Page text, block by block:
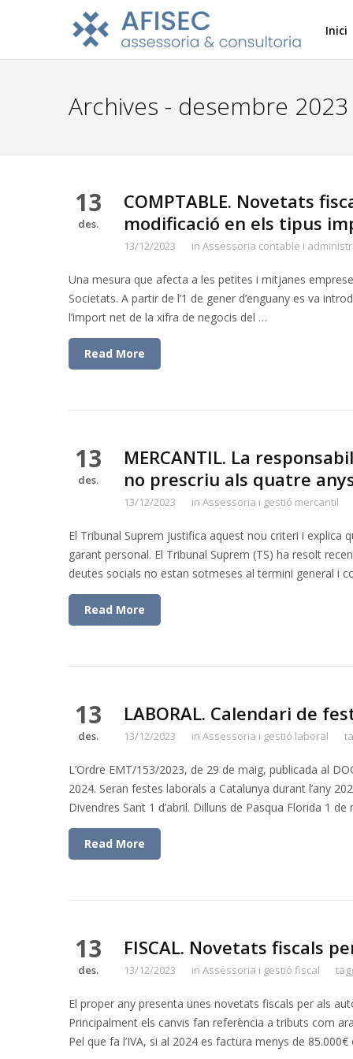
Inici
Archives - desembre 2023
13
des.
COMPTABLE. Novetats
modificació en els tipus
13/12/2023 in Assessoria contable i
Una mesura que afecta a les petites i mitjanes
Societats. A partir de l’1 de gener d’enguany es va
l’import net de la xifra de negocis del …
Read More
13
des.
MERCANTIL. La
no prescriu als quatre
13/12/2023 in Assessoria i gestió mercantil
El Tribunal Suprem justifica aquest nou criteri i explica
garant personal. El Tribunal Suprem (TS) ha resolt
deutes socials no estan sotmeses al termini general i
Read More
13
des.
LABORAL. Calendari de
13/12/2023 in Assessoria i gestió laboral
L’Ordre EMT/153/2023, de 29 de maig, publicada al
2024. Seran festes laborals a Catalunya durant l’any
Divendres Sant 1 d’abril. Dilluns de Pasqua Florida 1 de
Read More
13
des.
FISCAL. Novetats fiscals
13/12/2023 in Assessoria i gestió fiscal
El proper any presenta unes novetats fiscals per als
Principalment els canvis fan referència a tributs com
Pel que fa l’IVA, si al 2024 es factura menys de